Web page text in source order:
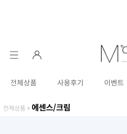
전체상품 사용후기 이벤트
전체상품 > 에센스/크림